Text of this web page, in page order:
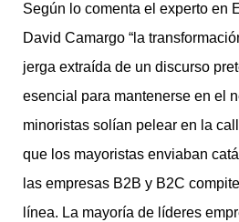
Según lo comenta el experto en
David Camargo “la
jerga extraída de un discurso
esencial para mantenerse en el
minoristas solían pelear en la
que los mayoristas enviaban
las empresas B2B y B2C
línea. La mayoría de líderes